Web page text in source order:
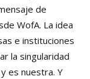
de
WofA. La idea
e instituciones
la singularidad
es nuestra. Y